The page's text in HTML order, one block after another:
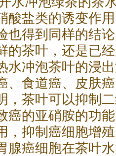
酸盐类的诱变作
也得到同样的结
的茶叶，还是已
水冲泡茶叶的浸
、食道癌、皮肤
，茶叶可以抑制
癌的亚硝胺的功
，抑制癌细胞增
腺癌细胞在茶叶